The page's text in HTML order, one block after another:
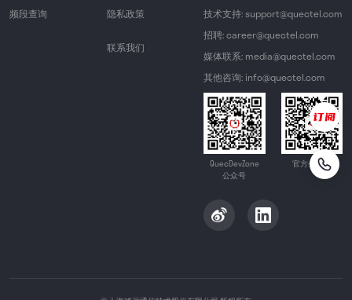
频段查询
隐私政策
联系我们
技术支持: support@quectel.com
招聘: career@quectel.com
媒体联系: media@quectel.com
其他咨询: info@quectel.com
QuecDevZone
公众号
官方公众号